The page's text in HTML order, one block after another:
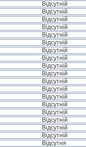
Відсутній
Відсутній
Відсутній
Відсутній
Відсутній
Відсутній
Відсутній
Відсутній
Відсутній
Відсутній
Відсутній
Відсутній
Відсутній
Відсутній
Відсутній
Відсутній
Відсутній
Відсутній
Відсутня